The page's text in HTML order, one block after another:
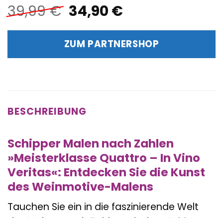
39,99€ Ursprünglicher
Preis
war:
39,99 €
34,90 €Aktueller
ist:
34,90 €.
ZUM PARTNERSHOP
BESCHREIBUNG
Schipper Malen nach Zahlen
»Meisterklasse Quattro – In Vino
Veritas«: Entdecken Sie die Kunst
des Weinmotive-Malens
Tauchen Sie ein in die faszinierende Welt